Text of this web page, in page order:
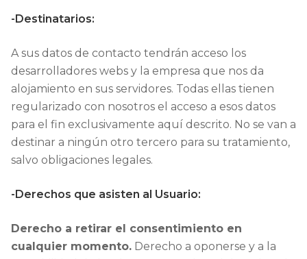
-Destinatarios:
A sus datos de contacto tendrán acceso los
desarrolladores webs y la empresa que nos da
alojamiento en sus servidores. Todas ellas tienen
regularizado con nosotros el acceso a esos datos
para el fin exclusivamente aquí descrito. No se van a
destinar a ningún otro tercero para su tratamiento,
salvo obligaciones legales.
-Derechos que asisten al Usuario:
Derecho a retirar el consentimiento en
cualquier momento. Derecho a oponerse y a la